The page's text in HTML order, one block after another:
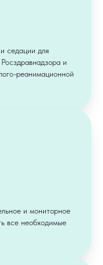
седации для
и
реанимационной
и мониторное
все необходимые